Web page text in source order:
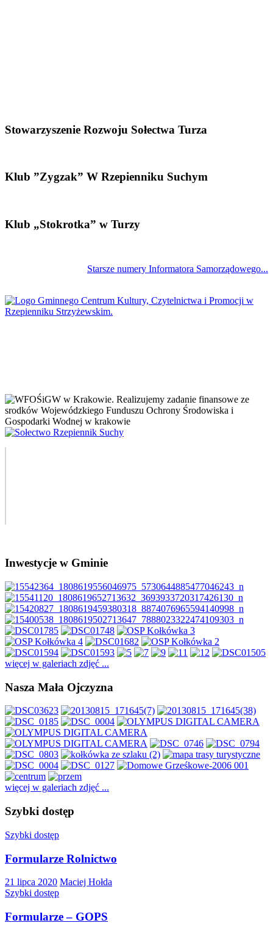
Stowarzyszenie Rozwoju Sołectwa Turza
Klub ”Zygzak” W Rzepienniku Suchym
Klub „Stokrotka” w Turzy
Starsze numery Informatora Samorządowego...
Inwestycje w Gminie
więcej w galeriach zdjęć ...
Nasza Mała Ojczyzna
więcej w galeriach zdjęć ...
Szybki dostęp
Szybki dostęp
Formularze Rolnictwo
21 lipca 2020 Maciej Hołda
Szybki dostęp
Formularze – GOPS